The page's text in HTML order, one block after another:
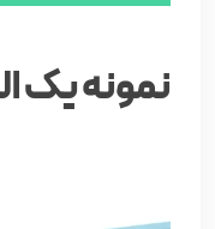
نمونه یک